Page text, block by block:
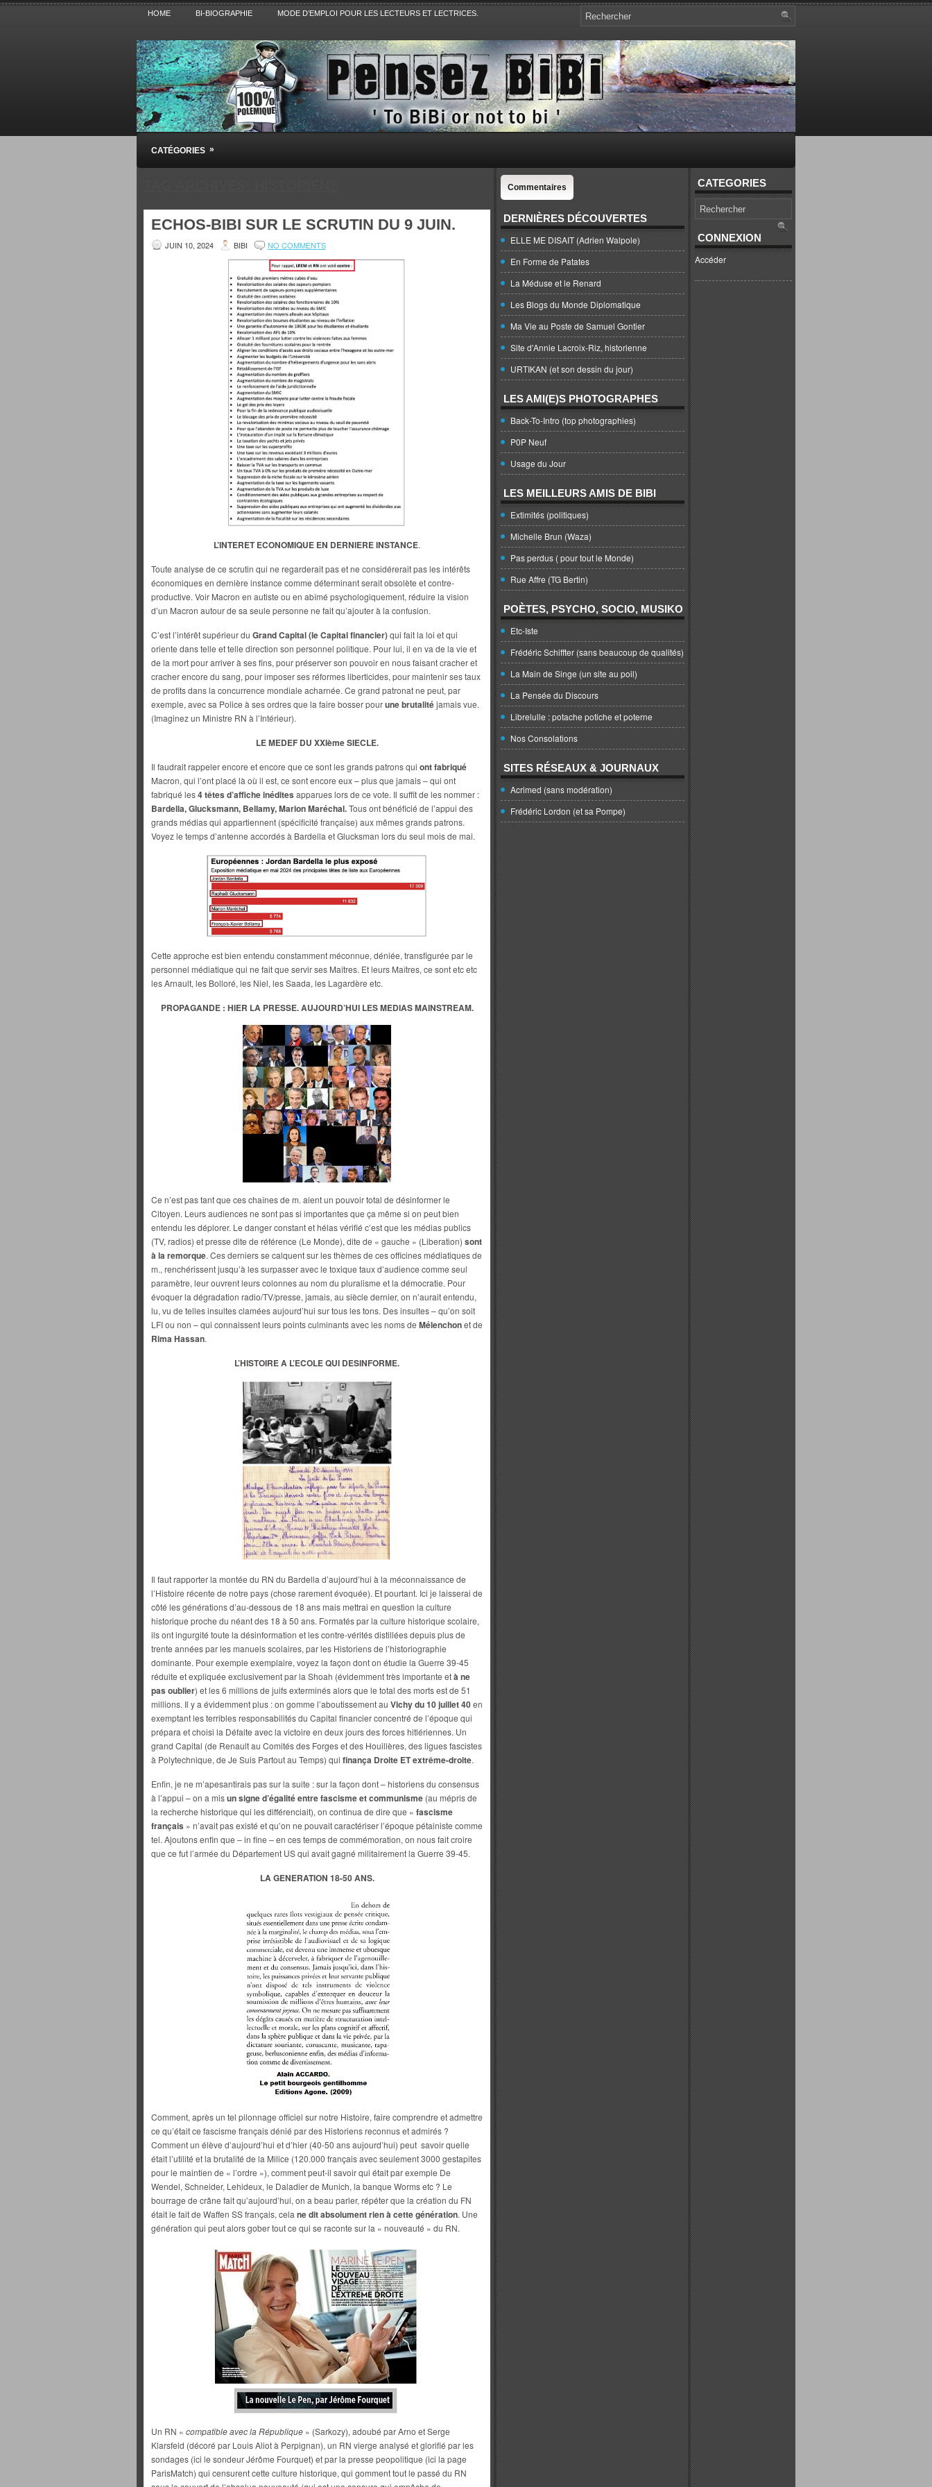
HOME BI-BIOGRAPHIE MODE D’EMPLOI POUR LES LECTEURS ET LECTRICES.
Pensez BiBi
Blog polémique sur l'Actualité, la Culture, la Politique, le Sport,. Avec Revue de presse et de blogs.
CATÉGORIES »
ECHOS-BIBI SUR LE SCRUTIN DU 9 JUIN.
JUIN 10, 2024 BIBI NO COMMENTS
L’INTERET ECONOMIQUE EN DERNIERE INSTANCE.
Toute analyse de ce scrutin qui ne regarderait pas et ne considérerait pas les intérêts
économiques en dernière instance comme déterminant serait obsolète et contre-
productive. Voir Macron en autiste ou en abîmé psychologiquement, réduire la vision
d’un Macron autour de sa seule personne ne fait qu’ajouter à la confusion.
C’est l’intérêt supérieur du Grand Capital (le Capital financier)qui fait la loi et qui
oriente dans telle et telle direction son personnel politique. Pour lui, il en va de la vie et
de la mort pour arriver à ses fins, pour préserver son pouvoir en nous faisant cracher et
cracher encore du sang, pour imposer ses réformes liberticides, pour maintenir ses taux
de profits dans la concurrence mondiale acharnée. Ce grand patronat ne peut, par
exemple, avec sa Police à ses ordres que la faire bosser pourune brutalitéjamais vue.
(Imaginez un Ministre RN à l’Intérieur).
LE MEDEF DU XXIème SIECLE.
Il faudrait rappeler encore et encore que ce sont les grands patrons qui ont fabriqué
Macron, qui l’ont placé là où il est, ce sont encore eux – plus que jamais – qui ont
fabriqué les4 têtes d’affiche inédites apparues lors de ce vote. Il suffit de les nommer :
Bardella, Glucksmann, Bellamy, Marion Maréchal.Tous ont bénéficié de l’appui des
grands médias qui appartiennent (spécificité française) aux mêmes grands patrons.
Voyez le temps d’antenne accordés à Bardella et Glucksman lors du seul mois de mai.
Cette approche est bien entendu constamment méconnue, déniée, transfigurée par le
personnel médiatique qui ne fait que servir ses Maîtres. Et leurs Maîtres, ce sont etc etc
les Arnault, les Bolloré, les Niel, les Saada, les Lagardère etc.
PROPAGANDE : HIER LA PRESSE. AUJOURD’HUI LES MEDIAS MAINSTREAM.
Ce n’est pas tant que ces chaînes de m. aient un pouvoir total de désinformer le
Citoyen. Leurs audiences ne sont pas si importantes que ça même si on peut bien
entendu les déplorer. Le danger constant et hélas vérifié c’est que les médias publics
(TV, radios) et presse dite de référence (Le Monde), dite de « gauche » (Liberation) sont
à la remorque. Ces derniers se calquent sur les thèmes de ces officines médiatiques de
m., renchérissent jusqu’à les surpasser avec le toxique taux d’audience comme seul
paramètre, leur ouvrent leurs colonnes au nom du pluralisme et la démocratie. Pour
évoquer la dégradation radio/TV/presse, jamais, au siècle dernier, on n’aurait entendu,
lu, vu de telles insultes clamées aujourd’hui sur tous les tons. Des insultes – qu’on soit
LFI ou non – qui connaissent leurs points culminants avec les noms de Mélenchonet de
Rima Hassan.
L’HISTOIRE A L’ECOLE QUI DESINFORME.
Il faut rapporter la montée du RN du Bardella d’aujourd’hui à la méconnaissance de
l’Histoire récente de notre pays (chose rarement évoquée). Et pourtant. Ici je laisserai de
côté les générations d’au-dessous de 18 ans mais mettrai en question la culture
historique proche du néant des 18 à 50 ans. Formatés par la culture historique scolaire,
ils ont ingurgité toute la désinformation et les contre-vérités distillées depuis plus de
trente années par les manuels scolaires, par les Historiens de l’historiographie
dominante. Pour exemple exemplaire, voyez la façon dont on étudie la Guerre 39-45
réduite et expliquée exclusivement par la Shoah (évidemment très importante età ne
pas oublier) et les 6 millions de juifs exterminés alors que le total des morts est de 51
millions. Il y a évidemment plus : on gomme l’aboutissement au Vichy du 10 juillet 40en
exemptant les terribles responsabilités du Capital financier concentré de l’époque qui
prépara et choisi la Défaite avec la victoire en deux jours des forces hitlériennes. Un
grand Capital (de Renault au Comités des Forges et des Houillères, des ligues fascistes
à Polytechnique, de Je Suis Partout au Temps) qui finança Droite ET extrême-droite.
Enfin, je ne m’apesantirais pas sur la suite : sur la façon dont – historiens du consensus
à l’appui – on a misun signe d’égalité entre fascisme et communisme (au mépris de
la recherche historique qui les différenciait), on continua de dire que « fascisme
français » n’avait pas existé et qu’on ne pouvait caractériser l’époque pétainiste comme
tel. Ajoutons enfin que – in fine – en ces temps de commémoration, on nous fait croire
que ce fut l’armée du Département US qui avait gagné militairement la Guerre 39-45.
LA GENERATION 18-50 ANS.
Comment, après un tel pilonnage officiel sur notre Histoire, faire comprendre et admettre
ce qu’était ce fascisme français dénié par des Historiens reconnus et admirés ?
Comment un élève d’aujourd’hui et d’hier (40-50 ans aujourd’hui) peut savoir quelle
était l’utilité et la brutalité de la Milice (120.000 français avec seulement 3000 gestapites
pour le maintien de « l’ordre »), comment peut-il savoir qui était par exemple De
Wendel, Schneider, Lehideux, le Daladier de Munich, la banque Worms etc ? Le
bourrage de crâne fait qu’aujourd’hui, on a beau parler, répéter que la création du FN
était le fait de Waffen SS français, cela ne dit absolument rien à cette génération. Une
génération qui peut alors gober tout ce qui se raconte sur la « nouveauté » du RN.
Un RN « compatible avec la République » (Sarkozy), adoubé par Arno et Serge
Klarsfeld (décoré par Louis Aliot à Perpignan), un RN vierge analysé et glorifié par les
sondages (ici le sondeur Jérôme Fourquet) et par la presse peopolitique (ici la page
ParisMatch) qui censurent cette culture historique, qui gomment tout le passé du RN
Commentaires
DERNIÈRES DÉCOUVERTES
ELLE ME DISAIT (Adrien Walpole)
En Forme de Patates
La Méduse et le Renard
Les Blogs du Monde Diplomatique
Ma Vie au Poste de Samuel Gontier
Site d'Annie Lacroix-Riz, historienne
URTIKAN (et son dessin du jour)
LES AMI(E)S PHOTOGRAPHES
Back-To-Intro (top photographies)
P0P Neuf
Usage du Jour
LES MEILLEURS AMIS DE BIBI
Extimités (politiques)
Michelle Brun (Waza)
Pas perdus ( pour tout le Monde)
Rue Affre (TG Bertin)
POÈTES, PSYCHO, SOCIO, MUSIKO
Etc-Iste
Frédéric Schiffter (sans beaucoup de qualités)
La Main de Singe (un site au poil)
La Pensée du Discours
Librelulle : potache potiche et poterne
Nos Consolations
SITES RÉSEAUX & JOURNAUX
Acrimed (sans modération)
Frédéric Lordon (et sa Pompe)
CATEGORIES
CONNEXION
Accéder